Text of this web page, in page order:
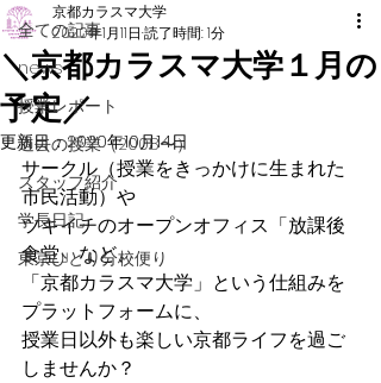
全ての記事
news
授業レポート
過去の授業（2008〜）
スタッフ紹介
学長日記
東京ひとり分校便り
＼京都カラスマ大学１月の
予定／
京都カラスマ大学
2020年1月11日 読了時間: 1分
更新日：2020年10月14日
サークル（授業をきっかけに生まれた
市民活動）や
ツキイチのオープンオフィス「放課後
食堂」など、
「京都カラスマ大学」という仕組みを
プラットフォームに、
授業日以外も楽しい京都ライフを過ご
しませんか？